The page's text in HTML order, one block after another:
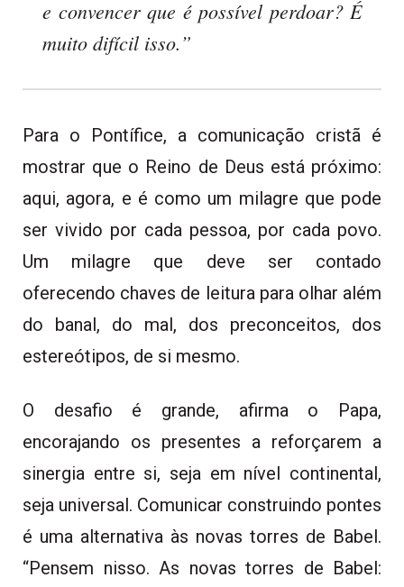
e convencer que é possível perdoar? É
muito difícil isso.”
Para o Pontífice, a comunicação cristã é
mostrar que o Reino de Deus está próximo:
aqui, agora, e é como um milagre que pode
ser vivido por cada pessoa, por cada povo.
Um milagre que deve ser contado
oferecendo chaves de leitura para olhar além
do banal, do mal, dos preconceitos, dos
estereótipos, de si mesmo.
O desafio é grande, afirma o Papa,
encorajando os presentes a reforçarem a
sinergia entre si, seja em nível continental,
seja universal. Comunicar construindo pontes
é uma alternativa às novas torres de Babel.
“Pensem nisso. As novas torres de Babel: